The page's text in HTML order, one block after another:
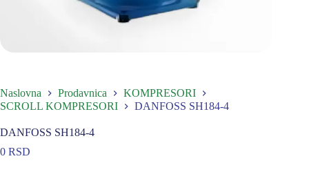
Naslovna Prodavnica
KOMPRESORI
SCROLL KOMPRESORI
DANFOSS SH184-4
DANFOSS SH184-4
0 RSD